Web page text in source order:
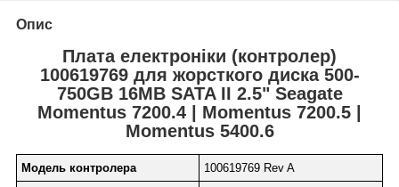
Опис
Плата електроніки (контролер)
100619769 для жорсткого диска 500-
750GB 16MB SATA II 2.5" Seagate
Momentus 7200.4 | Momentus 7200.5 |
Momentus 5400.6
Модель контролера
100619769 Rev A